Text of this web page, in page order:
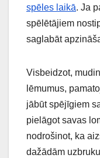
spēles laikā. Ja
spēlētājiem
saglabāt
Visbeidzot,
lēmumus,
jābūt spējīgiem
pielāgot savas
nodrošinot, ka
dažādām